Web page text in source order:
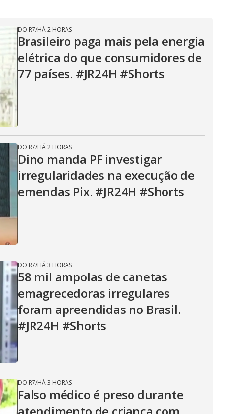
V
i
d
e
o
DO R7/HÁ 2 HORAS
Brasileiro paga mais pela energia
elétrica do que consumidores de
77 países. #JR24H #Shorts
DO R7/HÁ 2 HORAS
Dino manda PF investigar
irregularidades na execução de
emendas Pix. #JR24H #Shorts
DO R7/HÁ 3 HORAS
58 mil ampolas de canetas
emagrecedoras irregulares
foram apreendidas no Brasil.
#JR24H #Shorts
DO R7/HÁ 3 HORAS
Falso médico é preso durante